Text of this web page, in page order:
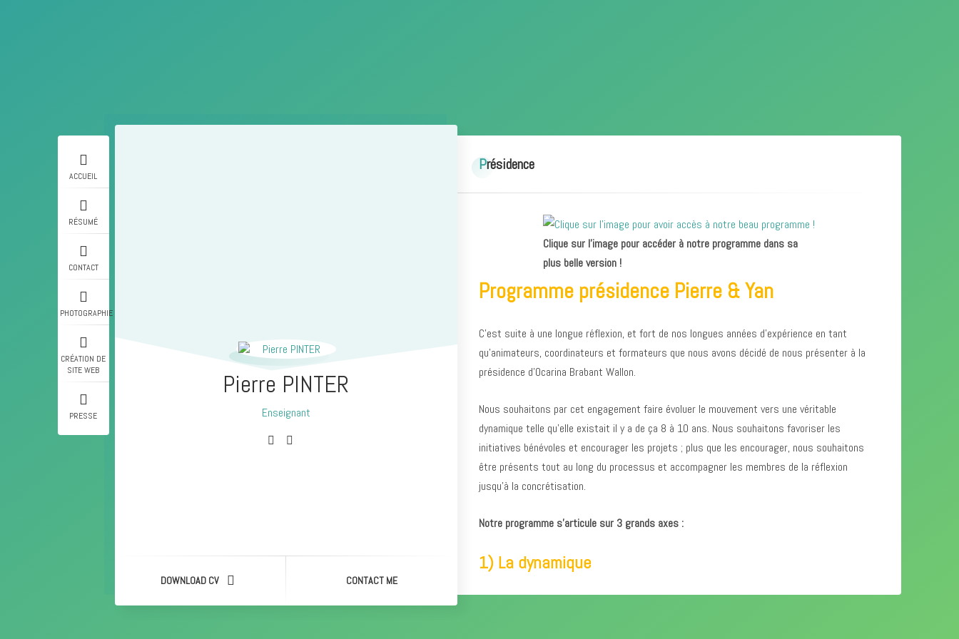
ACCUEIL
RÉSUMÉ
CONTACT
PHOTOGRAPHIE
CRÉATION DE
SITE WEB
PRESSE
Pierre PINTER
Enseignant
DOWNLOAD CV CONTACT ME
Présidence
Clique sur l’image pour accéder à notre programme dans sa
plus belle version !
Programme présidence Pierre & Yan
C’est suite à une longue réflexion, et fort de nos longues années d’expérience en tant
qu’animateurs, coordinateurs et formateurs que nous avons décidé de nous présenter à la
présidence d’Ocarina Brabant Wallon.
Nous souhaitons par cet engagement faire évoluer le mouvement vers une véritable
dynamique telle qu’elle existait il y a de ça 8 à 10 ans. Nous souhaitons favoriser les
initiatives bénévoles et encourager les projets ; plus que les encourager, nous souhaitons
être présents tout au long du processus et accompagner les membres de la réflexion
jusqu’à la concrétisation.
Notre programme s’articule sur 3 grands axes :
1) La dynamique